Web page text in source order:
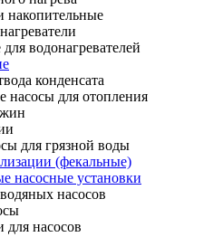
накопительные
водонагревателей
конденсата
насосы для отопления
для грязной воды
(фекальные)
насосные установки
насосов
насосов